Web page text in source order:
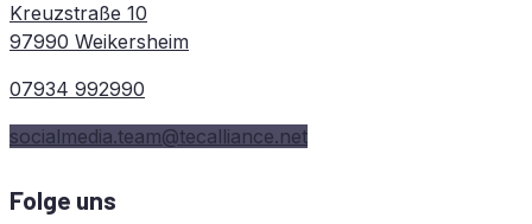
Kreuzstraße 10
97990 Weikersheim
07934 992990
socialmedia.team@tecalliance.net
Folge uns